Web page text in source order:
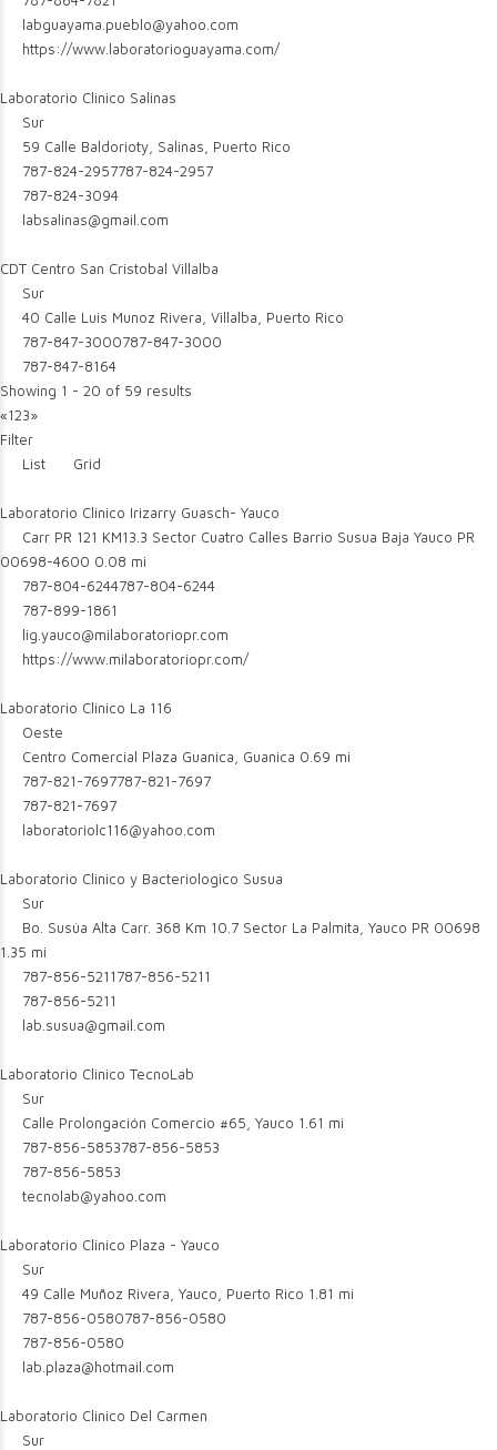
labguayama.pueblo@yahoo.com
https://www.laboratorioguayama.com/
Laboratorio Clinico Salinas
Sur
59 Calle Baldorioty, Salinas, Puerto Rico
787-824-2957787-824-2957
787-824-3094
labsalinas@gmail.com
CDT Centro San Cristobal Villalba
Sur
40 Calle Luis Munoz Rivera, Villalba, Puerto Rico
787-847-3000787-847-3000
787-847-8164
Showing 1 - 20 of 59 results
«123»
Filter
List
Grid
Laboratorio Clinico Irizarry Guasch- Yauco
Carr PR 121 KM13.3 Sector Cuatro Calles Barrio Susua Baja Yauco PR
00698-4600 0.08 mi
787-804-6244787-804-6244
787-899-1861
lig.yauco@milaboratoriopr.com
https://www.milaboratoriopr.com/
Laboratorio Clinico La 116
Oeste
Centro Comercial Plaza Guanica, Guanica 0.69 mi
787-821-7697787-821-7697
787-821-7697
laboratoriolc116@yahoo.com
Laboratorio Clinico y Bacteriologico Susua
Sur
Bo. Susúa Alta Carr. 368 Km 10.7 Sector La Palmita, Yauco PR 00698
1.35 mi
787-856-5211787-856-5211
787-856-5211
lab.susua@gmail.com
Laboratorio Clinico TecnoLab
Sur
Calle Prolongación Comercio #65, Yauco 1.61 mi
787-856-5853787-856-5853
787-856-5853
tecnolab@yahoo.com
Laboratorio Clinico Plaza - Yauco
Sur
49 Calle Muñoz Rivera, Yauco, Puerto Rico 1.81 mi
787-856-0580787-856-0580
787-856-0580
lab.plaza@hotmail.com
Laboratorio Clinico Del Carmen
Sur